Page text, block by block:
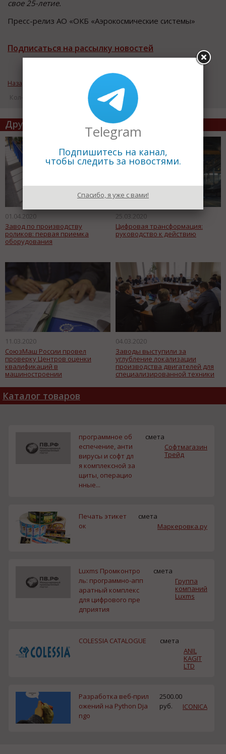
свое 25-летие.
Пресс-релиз АО «ОКБ «Аэрокосмические системы»
Подписаться на рассылку новостей
Назад к рубрике «Новости промышленности»
Кол-во просмотров: 12718
Другие статьи по теме
01.04.2020
Завод по производству
роликов: первая приемка
оборудования
25.03.2020
Цифровая трансформация:
руководство к действию
11.03.2020
СоюзМаш России провел
проверку Центров оценки
квалификаций в
машиностроении
04.03.2020
Заводы выступили за
углубление локализации
производства двигателей для
специализированной техники
Каталог товаров
программное об
еспечение, анти
вирусы и софт дл
я комплексной за
щиты, операцио
нные...
смета
Софтмагазин
Трейд
Печать этикет
ок
смета
Маркеровка.ру
Luxms Промконтро
ль: программно-апп
аратный комплекс
для цифрового пре
дприятия
смета
Группа
компаний
Luxms
COLESSIA CATALOGUE
смета
ANIL
KAGIT
LTD
Разработка веб-прил
ожений на Python Dja
ngo
2500.00
руб.
ICONICA
Telegram
Подпишитесь на канал,
чтобы следить за новостями.
Спасибо, я уже с вами!